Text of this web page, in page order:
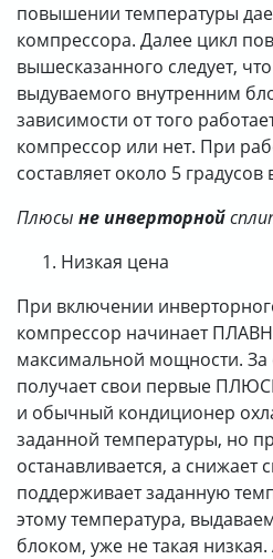
повышении температуры
компрессора. Далее цикл
вышесказанного следует,
выдуваемого внутренним
зависимости от того
компрессор или нет. При
составляет около 5
Плюсы не инверторной
Низкая цена
При включении
компрессор начинает
максимальной мощности. За
получает свои первые
и обычный кондиционер
заданной температуры, но
останавливается, а снижает
поддерживает заданную
этому температура,
блоком, уже не такая